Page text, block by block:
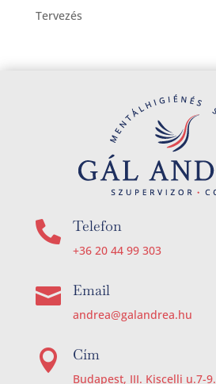
Tervezés
 Telefon
+36 20 44 99 303
 Email
andrea@galandrea.hu
 Cím
Budapest, III. Kiscelli u.7-9.